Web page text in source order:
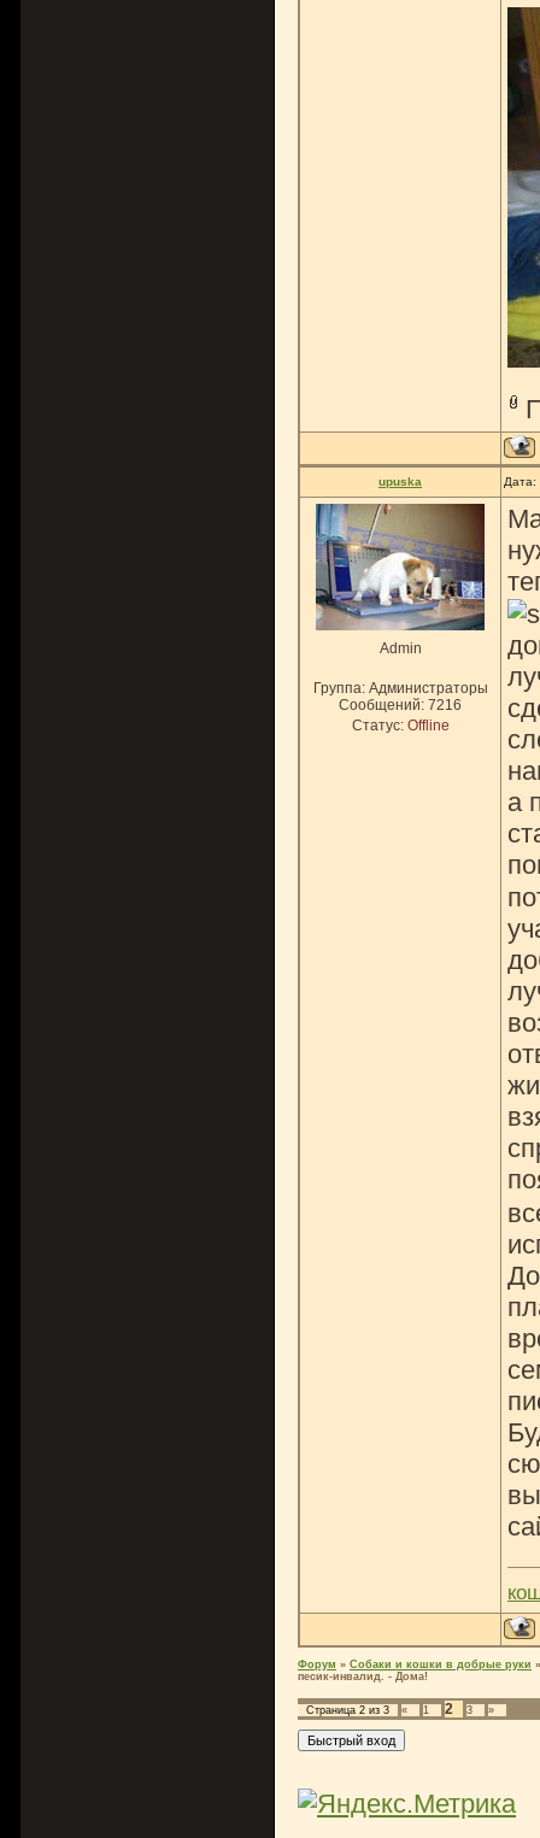
upuska
Admin
Группа: Администраторы
Сообщений: 7216
Статус: Offline
а
Форум » Собаки и кошки в добрые руки »
песик-инвалид. - Дома!
Страница 2 из 3 « 1 2 3 »